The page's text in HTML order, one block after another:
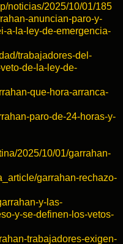
noticias/2025/10/01/185
anuncian-paro-y-
a-la-ley-de-emergencia-
trabajadores-del-
de-la-ley-de-
que-hora-arranca-
paro-de-24-horas-y-
2025/10/01/garrahan-
garrahan-rechazo-
y-las-
y-se-definen-los-vetos-
trabajadores-exigen-